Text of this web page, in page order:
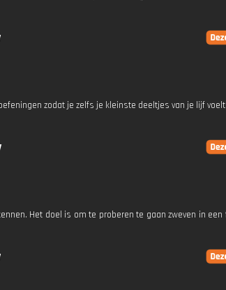
zodat je zelfs je kleinste deeltjes van je lijf
Het doel is om te proberen te gaan zweven in